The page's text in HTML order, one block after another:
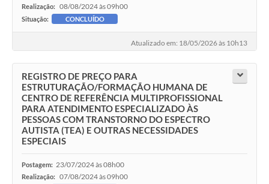
Realização: 08/08/2024 às 09h00
Situação: CONCLUÍDO
Atualizado em: 18/05/2026 às 10h13
REGISTRO DE PREÇO PARA
ESTRUTURAÇÃO/FORMAÇÃO HUMANA DE
CENTRO DE REFERÊNCIA MULTIPROFISSIONAL
PARA ATENDIMENTO ESPECIALIZADO ÀS
PESSOAS COM TRANSTORNO DO ESPECTRO
AUTISTA (TEA) E OUTRAS NECESSIDADES
ESPECIAIS
Postagem: 23/07/2024 às 08h00
Realização: 07/08/2024 às 09h00